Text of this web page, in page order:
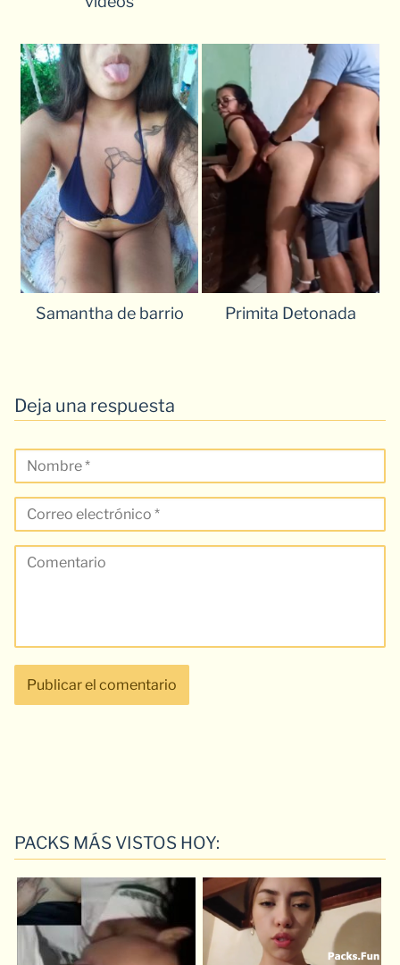
Samantha de barrio Primita Detonada
Deja una respuesta
PACKS MÁS VISTOS HOY: